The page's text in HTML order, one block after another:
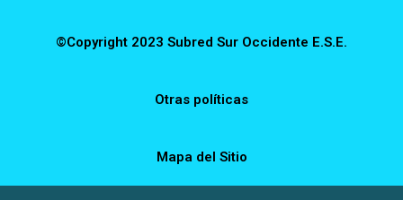
©Copyright 2023 Subred Sur Occidente E.S.E.
Otras políticas
Mapa del Sitio